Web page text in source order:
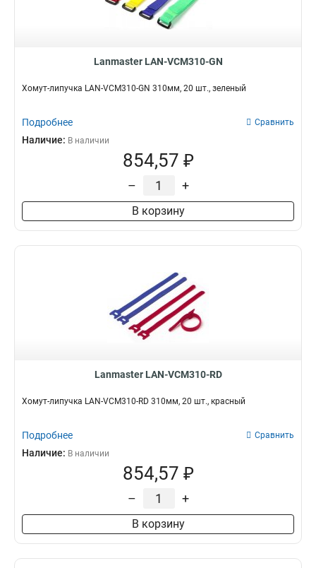
Lanmaster LAN-VCM310-GN
Хомут-липучка LAN-VCM310-GN 310мм, 20 шт., зеленый
Подробнее Сравнить
Наличие: В наличии
854,57 ₽
– +
В корзину
Lanmaster LAN-VCM310-RD
Хомут-липучка LAN-VCM310-RD 310мм, 20 шт., красный
Подробнее Сравнить
Наличие: В наличии
854,57 ₽
– +
В корзину